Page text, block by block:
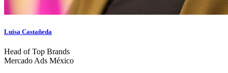
Luisa Castañeda
Head of Top Brands
Mercado Ads México